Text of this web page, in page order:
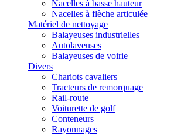
Nacelles à basse hauteur
Nacelles à flèche articulée
Matériel de nettoyage
Balayeuses industrielles
Autolaveuses
Balayeuses de voirie
Divers
Chariots cavaliers
Tracteurs de remorquage
Rail-route
Voiturette de golf
Conteneurs
Rayonnages